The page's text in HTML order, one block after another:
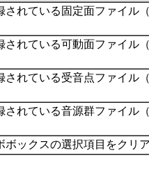
されている固定面ファイル
されている可動面ファイル
されている受音点ファイル
されている音源群ファイル
ボックスの選択項目をクリ